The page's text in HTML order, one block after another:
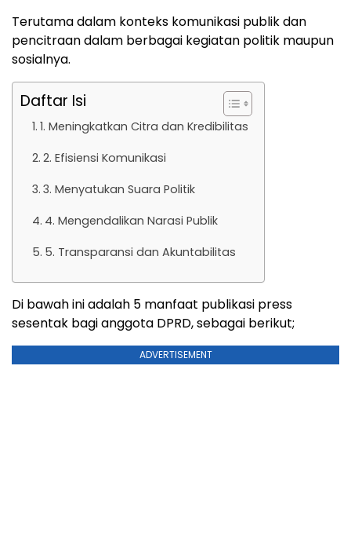
Terutama dalam konteks komunikasi publik dan
pencitraan dalam berbagai kegiatan politik maupun
sosialnya.
Daftar Isi
1. Meningkatkan Citra dan Kredibilitas
2. Efisiensi Komunikasi
3. Menyatukan Suara Politik
4. Mengendalikan Narasi Publik
5. Transparansi dan Akuntabilitas
Di bawah ini adalah 5 manfaat publikasi press
sesentak bagi anggota DPRD, sebagai berikut;
ADVERTISEMENT